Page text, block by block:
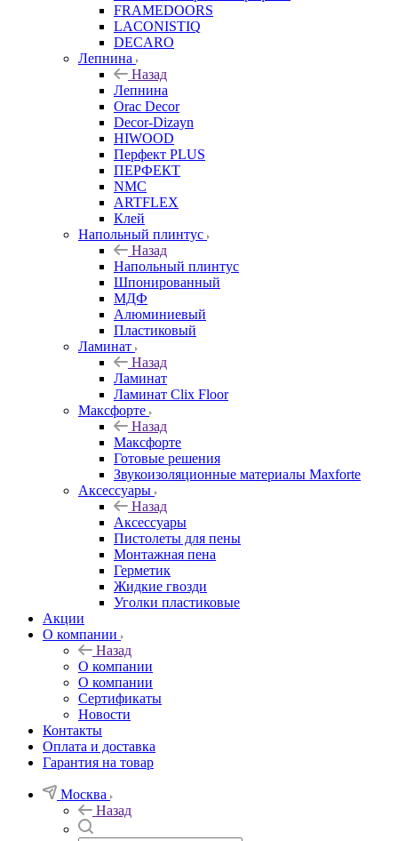
FRAMEDOORS
LACONISTIQ
DECARO
Лепнина
Назад
Лепнина
Orac Decor
Decor-Dizayn
HIWOOD
Перфект PLUS
ПЕРФЕКТ
NMC
ARTFLEX
Клей
Напольный плинтус
Назад
Напольный плинтус
Шпонированный
МДФ
Алюминиевый
Пластиковый
Ламинат
Назад
Ламинат
Ламинат Clix Floor
Максфорте
Назад
Максфорте
Готовые решения
Звукоизоляционные материалы Maxforte
Аксессуары
Назад
Аксессуары
Пистолеты для пены
Монтажная пена
Герметик
Жидкие гвозди
Уголки пластиковые
Акции
О компании
Назад
О компании
О компании
Сертификаты
Новости
Контакты
Оплата и доставка
Гарантия на товар
Москва
Назад